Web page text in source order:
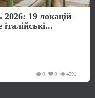
19 локацій
4391
0
0